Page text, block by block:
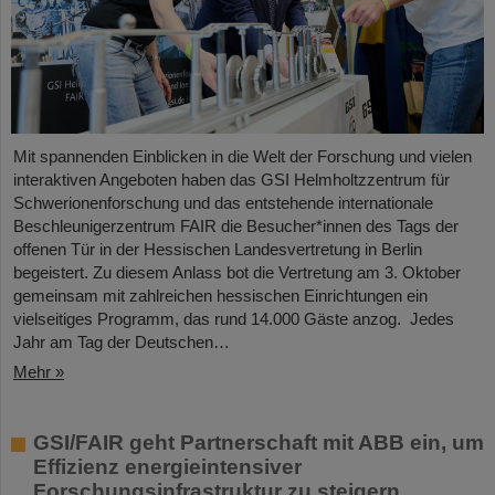
Mit spannenden Einblicken in die Welt der Forschung und vielen
interaktiven Angeboten haben das GSI Helmholtzzentrum für
Schwerionenforschung und das entstehende internationale
Beschleunigerzentrum FAIR die Besucher*innen des Tags der
offenen Tür in der Hessischen Landesvertretung in Berlin
begeistert. Zu diesem Anlass bot die Vertretung am 3. Oktober
gemeinsam mit zahlreichen hessischen Einrichtungen ein
vielseitiges Programm, das rund 14.000 Gäste anzog. Jedes
Jahr am Tag der Deutschen…
Mehr »
GSI/FAIR geht Partnerschaft mit ABB ein, um
Effizienz energieintensiver